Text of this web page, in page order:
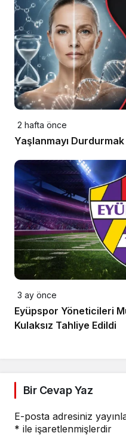
2 hafta önce
Yaşlanmayı
3 ay önce
Eyüpspor Yöneticileri
Kulaksız Tahliye Edildi
Bir Cevap Yaz
E-posta adresiniz
* ile işaretlenmişlerdir